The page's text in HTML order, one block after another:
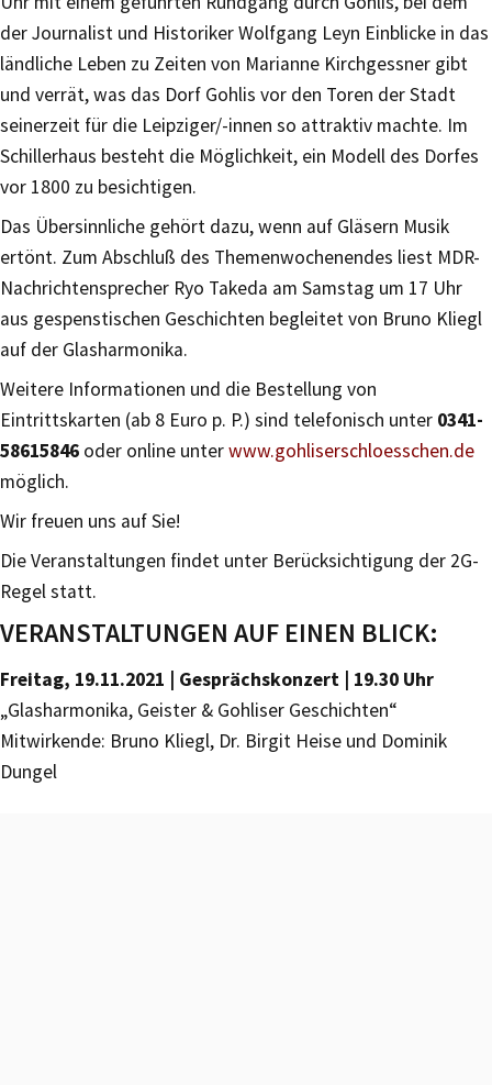
der Journalist und Historiker Wolfgang Leyn Einblicke in das
ländliche Leben zu Zeiten von Marianne Kirchgessner gibt
und verrät, was das Dorf Gohlis vor den Toren der Stadt
seinerzeit für die Leipziger/-innen so attraktiv machte. Im
Schillerhaus besteht die Möglichkeit, ein Modell des Dorfes
vor 1800 zu besichtigen.
Das Übersinnliche gehört dazu, wenn auf Gläsern Musik
ertönt. Zum Abschluß des Themenwochenendes liest MDR-
Nachrichtensprecher Ryo Takeda am Samstag um 17 Uhr
aus gespenstischen Geschichten begleitet von Bruno Kliegl
auf der Glasharmonika.
Weitere Informationen und die Bestellung von
Eintrittskarten (ab 8 Euro p. P.) sind telefonisch unter 0341-
58615846 oder online unterwww.gohliserschloesschen.de
möglich.
Wir freuen uns auf Sie!
Die Veranstaltungen findet unter Berücksichtigung der 2G-
Regel statt.
VERANSTALTUNGEN AUF EINEN BLICK:
Freitag, 19.11.2021 | Gesprächskonzert | 19.30 Uhr
„Glasharmonika, Geister & Gohliser Geschichten“
Mitwirkende: Bruno Kliegl, Dr. Birgit Heise und Dominik
Dungel